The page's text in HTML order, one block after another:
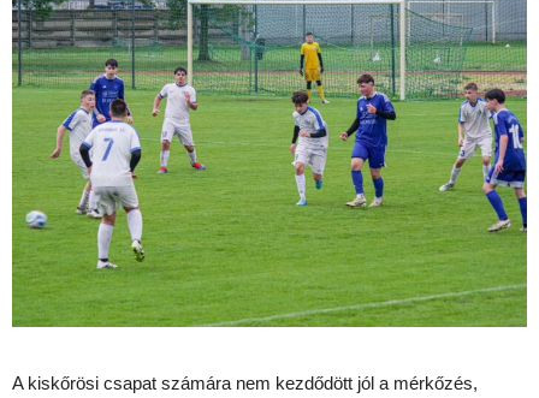
A kiskőrösi csapat számára nem kezdődött jól a mérkőzés,